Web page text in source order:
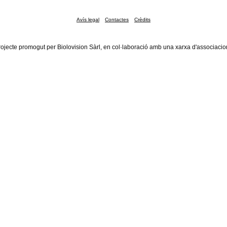
Avís legal Contactes Crèdits
promogut per Biolovision Sàrl, en col·laboració amb una xarxa